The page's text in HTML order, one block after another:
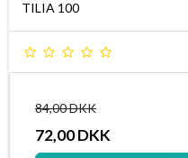
TILIA 100
84,00 DKK
72,00 DKK